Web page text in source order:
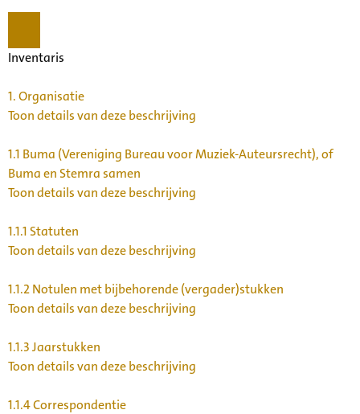
Inventaris
1.Organisatie
Toon details van deze beschrijving
1.1 Buma (Vereniging Bureau voor Muziek-Auteursrecht), of
Buma en Stemra samen
Toon details van deze beschrijving
1.1.1 Statuten
Toon details van deze beschrijving
1.1.2Notulen met bijbehorende (vergader)stukken
Toon details van deze beschrijving
1.1.3Jaarstukken
Toon details van deze beschrijving
1.1.4Correspondentie